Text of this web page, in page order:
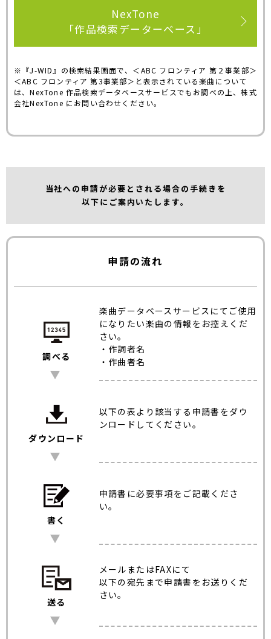
NexTone
「作品検索データーベース」
※『J-WID』の検索結果画面で、＜ABC フロンティア 第２事業部＞
＜ABC フロンティア 第3事業部＞と表示されている楽曲について
は、NexTone 作品検索データベースサービスでもお調べの上、株式
会社NexTone にお問い合わせください。
当社への申請が必要とされる場合の手続きを
以下にご案内いたします。
申請の流れ
調べる
楽曲データベースサービスにてご使用
になりたい楽曲の情報をお控えくだ
さい。
・作詞者名
・作曲者名
ダウンロード
以下の表より該当する申請書をダウ
ンロードしてください。
書く
申請書に必要事項をご記載くださ
い。
送る
メールまたはFAXにて
以下の宛先まで申請書をお送りくだ
さい。